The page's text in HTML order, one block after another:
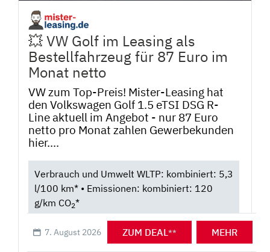
💥 VW Golf im Leasing als
Bestellfahrzeug für 87 Euro im
Monat netto
VW zum Top-Preis! Mister-Leasing hat
den Volkswagen Golf 1.5 eTSI DSG R-
Line aktuell im Angebot - nur 87 Euro
netto pro Monat zahlen Gewerbekunden
hier....
Verbrauch und Umwelt WLTP: kombiniert: 5,3
l/100 km* • Emissionen: kombiniert: 120
g/km CO2*
7. August 2026 ZUM DEAL** MEHR